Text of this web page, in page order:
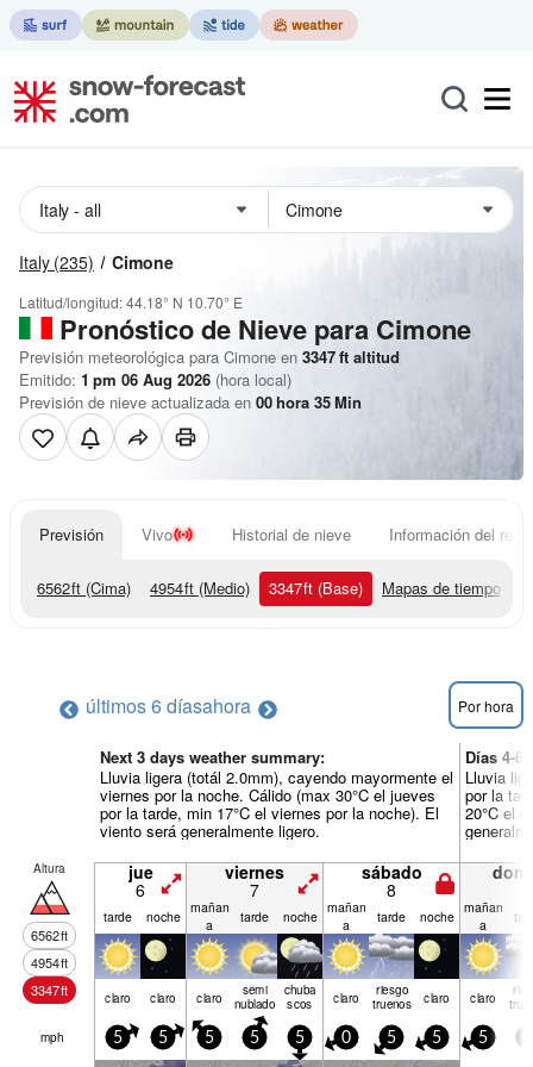
Italy (235) Cimone
Latitud/longitud:44.18° N 10.70° E
Pronóstico de Nieve para Cimone
Previsión meteorológica para Cimone en 3347ft altitud
Emitido: 1 pm 06 Aug 2026 (hora local)
Previsión de nieve actualizada en 00hora 35Min
Previsión Vivo Historial de nieve Información del
6562ft (Cima) 4954ft (Medio) 3347ft (Base) Mapas de tiempo
últimos 6 díasahora Por hora
Next 3 days weather summary:
Lluvia ligera (totál 2.0mm), cayendo mayormente el
viernes por la noche. Cálido (max 30°C el jueves
por la tarde, min 17°C el viernes por la noche). El
viento será generalmente ligero.
Días 4-6
Lluvia
por la
20°C el
Altura
6562ft
4954ft
3347ft
jue
6
viernes
7
sábado
8
tarde noche mañan
a
tarde noche mañan
a
tarde noche mañan
a
claro claro claro semi
nublado
chuba
scos claro riesgo
truenos claro claro
mph 5 5 5 5 5 0 5 5 5